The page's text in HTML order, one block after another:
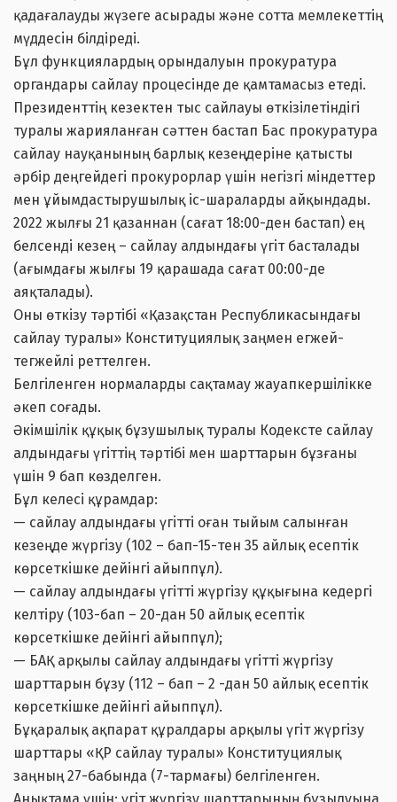
қадағалауды жүзеге асырады және сотта мемлекеттің
мүддесiн білдіреді.
Бұл функциялардың орындалуын прокуратура
органдары сайлау процесінде де қамтамасыз етеді.
Президенттің кезектен тыс сайлауы өткізілетіндігі
туралы жарияланған сәттен бастап Бас прокуратура
сайлау науқанының барлық кезеңдеріне қатысты
әрбір деңгейдегі прокурорлар үшін негізгі міндеттер
мен ұйымдастырушылық іс-шараларды айқындады.
2022 жылғы 21 қазаннан (сағат 18:00-ден бастап) ең
белсенді кезең – сайлау алдындағы үгіт басталады
(ағымдағы жылғы 19 қарашада сағат 00:00-де
аяқталады).
Оны өткізу тәртібі «Қазақстан Республикасындағы
сайлау туралы» Конституциялық заңмен егжей-
тегжейлі реттелген.
Белгіленген нормаларды сақтамау жауапкершілікке
әкеп соғады.
Әкімшілік құқық бұзушылық туралы Кодексте сайлау
алдындағы үгіттің тәртібі мен шарттарын бұзғаны
үшін 9 бап көзделген.
Бұл келесі құрамдар:
— сайлау алдындағы үгiтті оған тыйым салынған
кезеңде жүргiзу (102 – бап-15-тен 35 айлық есептiк
көрсеткiшке дейінгі айыппұл).
— сайлау алдындағы үгітті жүргізу құқығына кедергі
келтіру (103-бап – 20-дан 50 айлық есептiк
көрсеткiшке дейінгі айыппұл);
— БАҚ арқылы сайлау алдындағы үгітті жүргізу
шарттарын бұзу (112 – бап – 2 -дан 50 айлық есептiк
көрсеткiшке дейінгі айыппұл).
Бұқаралық ақпарат құралдары арқылы үгіт жүргізу
шарттары «ҚР сайлау туралы» Конституциялық
заңның 27-бабында (7-тармағы) белгіленген.